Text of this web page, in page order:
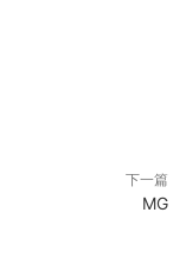
下一篇
MG